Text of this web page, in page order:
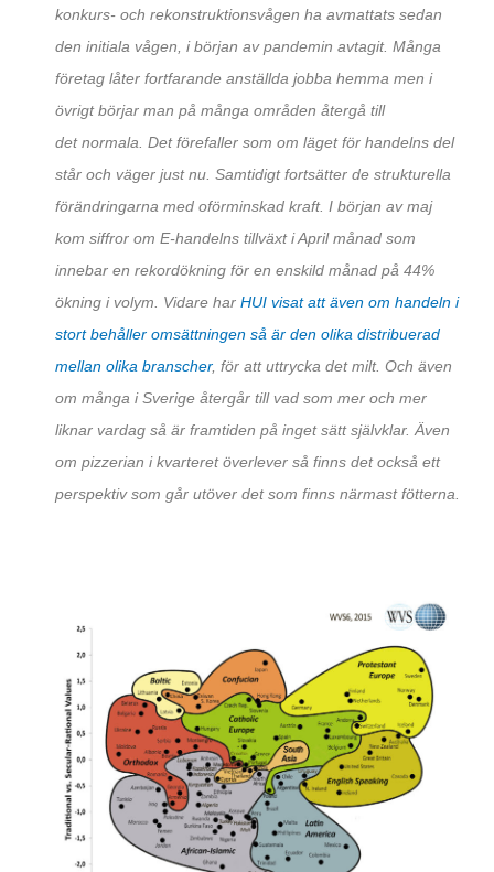
konkurs- och rekonstruktionsvågen ha avmattats sedan
den initiala vågen, i början av pandemin avtagit. Många
företag låter fortfarande anställda jobba hemma men i
övrigt börjar man på många områden återgå till
det normala. Det förefaller som om läget för handelns del
står och väger just nu. Samtidigt fortsätter de strukturella
förändringarna med oförminskad kraft. I början av maj
kom siffror om E-handelns tillväxt i April månad som
innebar en rekordökning för en enskild månad på 44%
ökning i volym. Vidare har HUI visat att även om handeln i
stort behåller omsättningen så är den olika distribuerad
mellan olika branscher, för att uttrycka det milt. Och även
om många i Sverige återgår till vad som mer och mer
liknar vardag så är framtiden på inget sätt självklar. Även
om pizzerian i kvarteret överlever så finns det också ett
perspektiv som går utöver det som finns närmast fötterna.